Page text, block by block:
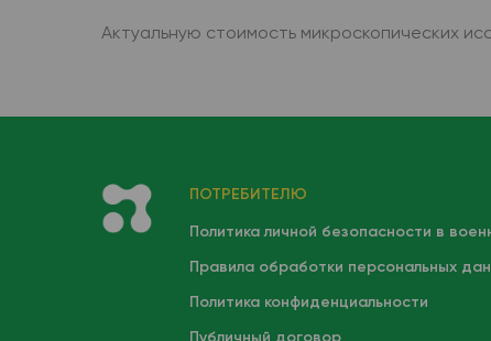
Актуальную стоимость микроскопических
ПОТРЕБИТЕЛЮ
Политика личной безопасности в
Правила обработки персональных
Политика конфиденциальности
Публичный договор